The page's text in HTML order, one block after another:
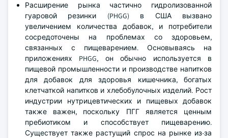
Расширение рынка частично гидролизованной
гуаровой резинки (PHGG) в США вызвано
увеличением количества добавок, и потребители
сосредоточены на проблемах со здоровьем,
связанных с пищеварением. Основываясь на
приложениях PHGG, он обычно используется в
пищевой промышленности и производстве напитков
для добавок для здоровья кишечника, богатых
клетчаткой напитков и хлебобулочных изделий. Рост
индустрии нутрицевтических и пищевых добавок
также важен, поскольку ПГГ является ценным
пребиотиком и способствует пищеварению.
Существует также растущий спрос на рынке из-за